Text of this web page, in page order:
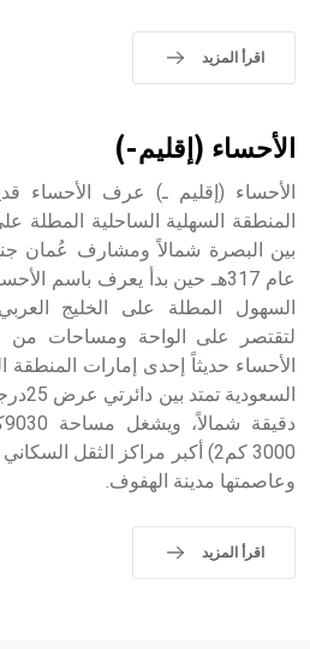
حيث تقتصر القيمة الصوتية للعلامة الك
اقرأ المزيد
الأحساء (إقليم-)
الأحساء (إقليم ـ) عرف الأحساء
المنطقة السهلية الساحلية المطلة
بين البصرة شمالاً ومشارف عُمان
عام 317هـ حين بدأ يعرف باسم
السهول المطلة على الخليج
لتقتصر على الواحة ومساحات من
الأحساء حديثاً إحدى إمارات المنطقة
3000 كم2) أكبر مراكز الثقل
وعاصمتها مدينة الهفوف.
اقرأ المزيد